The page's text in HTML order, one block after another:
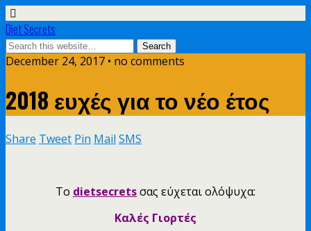
Diet Secrets
December 24, 2017 • no comments
2018 ευχές για το νέο έτος
Share Tweet Pin Mail SMS
Το dietsecretsσας εύχεται ολόψυχα:
Καλές Γιορτές